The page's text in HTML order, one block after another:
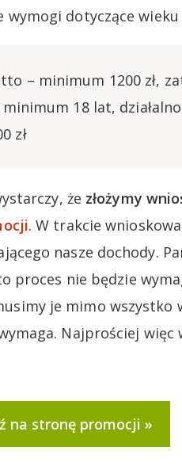
dotyczące
– minimum 1200 zł,
18 lat,
zł
że złożymy
. W trakcie
nasze dochody.
nie będzie
je mimo wszystko
Najprościej więc
na stronę promocji